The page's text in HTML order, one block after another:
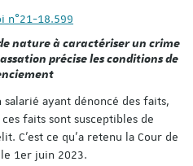
n°21-18.599
nature à caractériser un crime
précise les conditions de
ayant dénoncé des faits,
faits sont susceptibles de
C’est ce qu’a retenu la Cour de
1er juin 2023.